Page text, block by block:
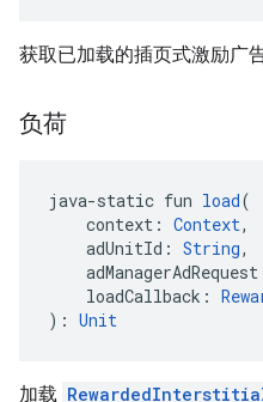
获取已加载的插页式激励广
负荷
java-static fun load(
context: Context,
adUnitId: String,
loadCallback:
): Unit
加载